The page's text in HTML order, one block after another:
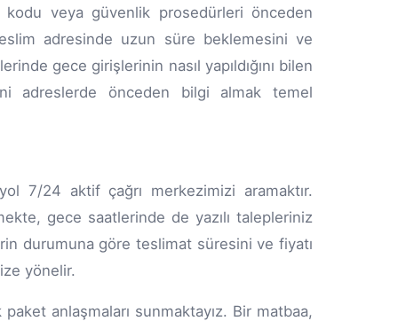
kodu veya güvenlik prosedürleri önceden
adresinde uzun süre beklemesini ve
gece girişlerinin nasıl yapıldığını bilen
adreslerde önceden bilgi almak temel
7/24 aktif çağrı merkezimizi aramaktır.
gece saatlerinde de yazılı talepleriniz
durumuna göre teslimat süresini ve fiyatı
yönelir.
anlaşmaları sunmaktayız. Bir matbaa,